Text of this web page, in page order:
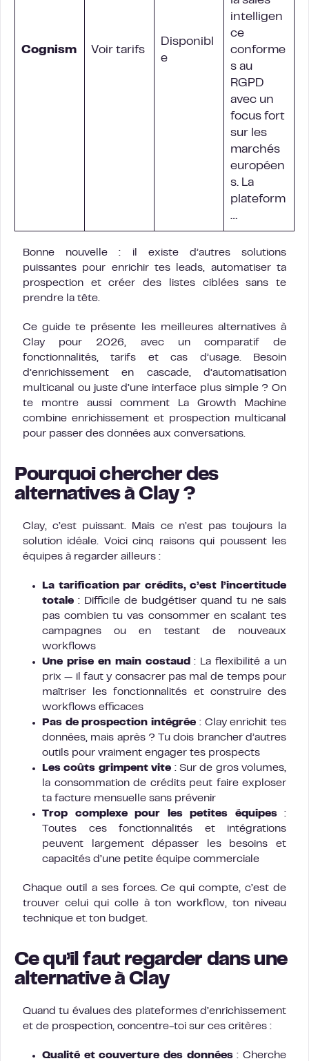
Cognism Voir tarifs
Disponibl
e
intelligen
ce
conforme
s au
RGPD
avec un
focus fort
sur les
marchés
européen
s. La
plateform
…
Bonne nouvelle : il existe d’autres solutions
puissantes pour enrichir tes leads, automatiser ta
prospection et créer des listes ciblées sans te
prendre la tête.
Ce guide te présente les meilleures alternatives à
Clay pour 2026, avec un comparatif de
fonctionnalités, tarifs et cas d’usage. Besoin
d’enrichissement en cascade, d’automatisation
multicanal ou juste d’une interface plus simple ? On
te montre aussi comment La Growth Machine
combine enrichissement et prospection multicanal
pour passer des données aux conversations.
Pourquoi chercher des
alternatives à Clay ?
Clay, c’est puissant. Mais ce n’est pas toujours la
solution idéale. Voici cinq raisons qui poussent les
équipes à regarder ailleurs :
La tarification par crédits, c’est l’incertitude
totale : Difficile de budgétiser quand tu ne sais
pas combien tu vas consommer en scalant tes
campagnes ou en testant de nouveaux
workflows
Une prise en main costaud : La flexibilité a un
prix — il faut y consacrer pas mal de temps pour
maîtriser les fonctionnalités et construire des
workflows efficaces
Pas de prospection intégrée : Clay enrichit tes
données, mais après ? Tu dois brancher d’autres
outils pour vraiment engager tes prospects
Les coûts grimpent vite : Sur de gros volumes,
la consommation de crédits peut faire exploser
ta facture mensuelle sans prévenir
Trop complexe pour les petites équipes:
Toutes ces fonctionnalités et intégrations
peuvent largement dépasser les besoins et
capacités d’une petite équipe commerciale
Chaque outil a ses forces. Ce qui compte, c’est de
trouver celui qui colle à ton workflow, ton niveau
technique et ton budget.
Ce qu’il faut regarder dans une
alternative à Clay
Quand tu évalues des plateformes d’enrichissement
et de prospection, concentre-toi sur ces critères :
Qualité et couverture des données: Cherche